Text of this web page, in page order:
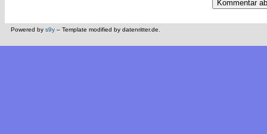
Powered by s9y – Template modified by datenritter.de.